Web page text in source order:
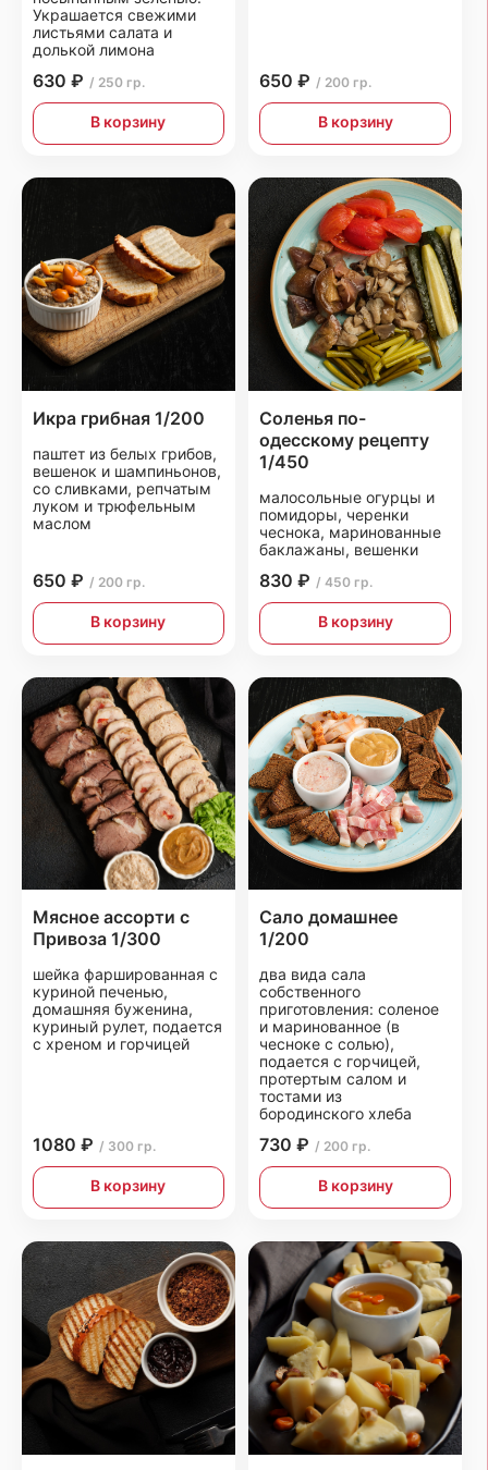
Украшается свежими
листьями салата и
долькой лимона
630 ₽ / 250 гр.
В корзину
650 ₽ / 200 гр.
В корзину
Икра грибная 1/200
паштет из белых грибов,
вешенок и шампиньонов,
со сливками, репчатым
луком и трюфельным
маслом
650 ₽ / 200 гр.
В корзину
Соленья по-
одесскому рецепту
1/450
малосольные огурцы и
помидоры, черенки
чеснока, маринованные
баклажаны, вешенки
830 ₽ / 450 гр.
В корзину
Мясное ассорти с
Привоза 1/300
шейка фаршированная с
куриной печенью,
домашняя буженина,
куриный рулет, подается
с хреном и горчицей
1080 ₽ / 300 гр.
В корзину
Сало домашнее
1/200
два вида сала
собственного
приготовления: соленое
и маринованное (в
чесноке с солью),
подается с горчицей,
протертым салом и
тостами из
бородинского хлеба
730 ₽ / 200 гр.
В корзину